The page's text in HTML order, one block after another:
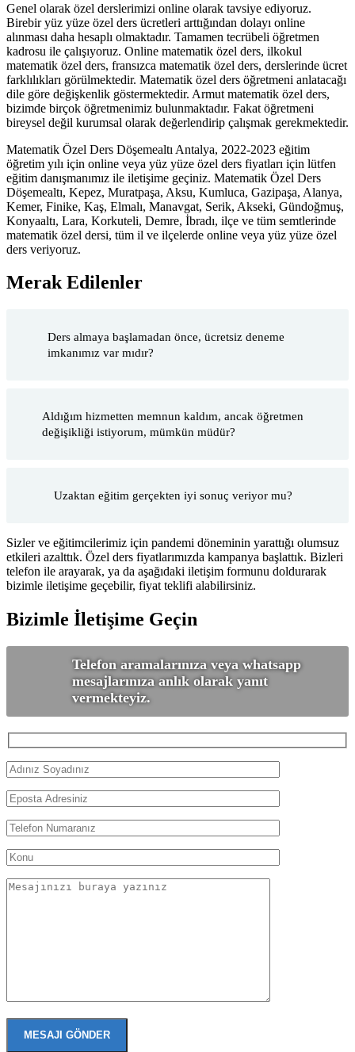
Genel olarak özel derslerimizi online olarak tavsiye ediyoruz.
Birebir yüz yüze özel ders ücretleri arttığından dolayı online
alınması daha hesaplı olmaktadır. Tamamen tecrübeli öğretmen
kadrosu ile çalışıyoruz. Online matematik özel ders, ilkokul
matematik özel ders, fransızca matematik özel ders, derslerinde ücret
farklılıkları görülmektedir. Matematik özel ders öğretmeni anlatacağı
dile göre değişkenlik göstermektedir. Armut matematik özel ders,
bizimde birçok öğretmenimiz bulunmaktadır. Fakat öğretmeni
bireysel değil kurumsal olarak değerlendirip çalışmak gerekmektedir.
Matematik Özel Ders Döşemealtı Antalya, 2022-2023 eğitim
öğretim yılı için online veya yüz yüze özel ders fiyatları için lütfen
eğitim danışmanımız ile iletişime geçiniz. Matematik Özel Ders
Döşemealtı, Kepez, Muratpaşa, Aksu, Kumluca, Gazipaşa, Alanya,
Kemer, Finike, Kaş, Elmalı, Manavgat, Serik, Akseki, Gündoğmuş,
Konyaaltı, Lara, Korkuteli, Demre, İbradı, ilçe ve tüm semtlerinde
matematik özel dersi, tüm il ve ilçelerde online veya yüz yüze özel
ders veriyoruz.
Merak Edilenler
Ders almaya başlamadan önce, ücretsiz deneme
imkanımız var mıdır?
Aldığım hizmetten memnun kaldım, ancak öğretmen
değişikliği istiyorum, mümkün müdür?
Uzaktan eğitim gerçekten iyi sonuç veriyor mu?
Sizler ve eğitimcilerimiz için pandemi döneminin yarattığı olumsuz
etkileri azalttık. Özel ders fiyatlarımızda kampanya başlattık. Bizleri
telefon ile arayarak, ya da aşağıdaki iletişim formunu doldurarak
bizimle iletişime geçebilir, fiyat teklifi alabilirsiniz.
Bizimle İletişime Geçin
Telefon aramalarınıza veya whatsapp
mesajlarınıza anlık olarak yanıt
vermekteyiz.